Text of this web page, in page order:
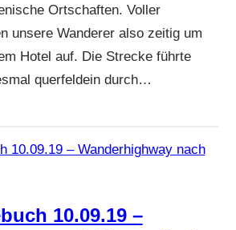
Ortschaften. Voller
unsere Wanderer also zeitig um
Hotel auf. Die Strecke führte
querfeldein durch…
10.09.19 –